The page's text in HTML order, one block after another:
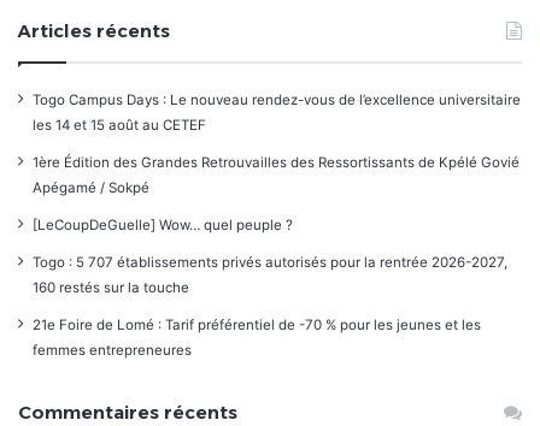
Articles récents
Togo Campus Days : Le nouveau rendez-vous de l’excellence universitaire
les 14 et 15 août au CETEF
1ère Édition des Grandes Retrouvailles des Ressortissants de Kpélé Govié
Apégamé / Sokpé
[LeCoupDeGuelle] Wow… quel peuple ?
Togo : 5 707 établissements privés autorisés pour la rentrée 2026-2027,
160 restés sur la touche
21e Foire de Lomé : Tarif préférentiel de -70 % pour les jeunes et les
femmes entrepreneures
Commentaires récents